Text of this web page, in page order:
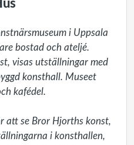
i Uppsala
bostad och ateljé.
visas utställningar med
konsthall. Museet
kafédel.
att se Bror Hjorths konst,
i konsthallen,